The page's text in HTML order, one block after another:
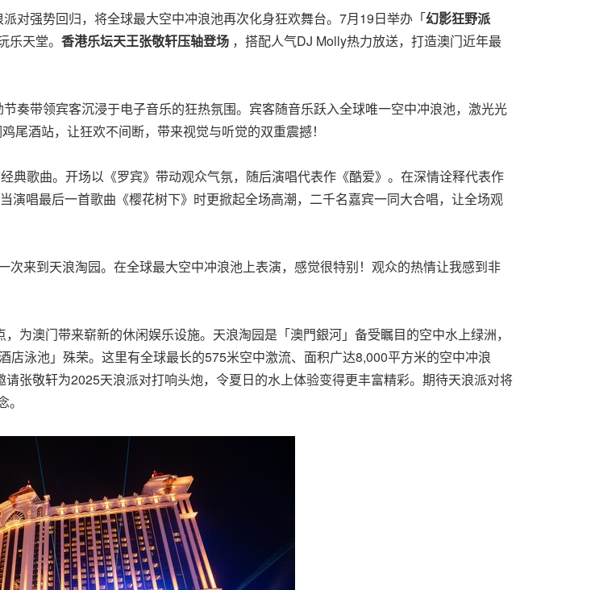
对强势回归，将全球最大空中冲浪池再次化身狂欢舞台。7月19日举办「幻影狂野派
天堂。 香港乐坛天王张敬轩压轴登场 ，搭配人气DJ Molly热力放送，打造澳门近年最
奏带领宾客沉浸于电子音乐的狂热氛围。宾客随音乐跃入全球唯一空中冲浪池，激光光
酒站，让狂欢不间断，带来视觉与听觉的双重震撼！
典歌曲。开场以《罗宾》带动观众气氛，随后演唱代表作《酷爱》。在深情诠释代表作
演唱最后一首歌曲《樱花树下》时更掀起全场高潮，二千名嘉宾一同大合唱，让全场观
次来到天浪淘园。在全球最大空中冲浪池上表演，感觉很特别！观众的热情让我感到非
为澳门带来崭新的休闲娱乐设施。天浪淘园是「澳門銀河」备受瞩目的空中水上绿洲，
泳池」殊荣。这里有全球最长的575米空中激流、面积广达8,000平方米的空中冲浪
张敬轩为2025天浪派对打响头炮，令夏日的水上体验变得更丰富精彩。期待天浪派对将